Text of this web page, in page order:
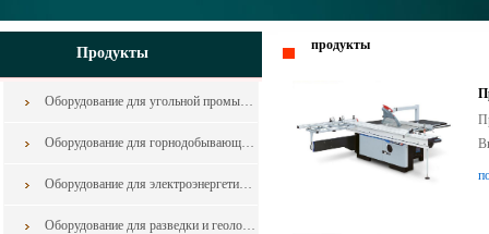
Продукты
Оборудование для угольной промышленности из Китая
Оборудование для горнодобывающей промышленности из Китая
Оборудование для электроэнергетики из Китая
Оборудование для разведки и геологоразведки и запчасти в горной промышленности из китая
продукты